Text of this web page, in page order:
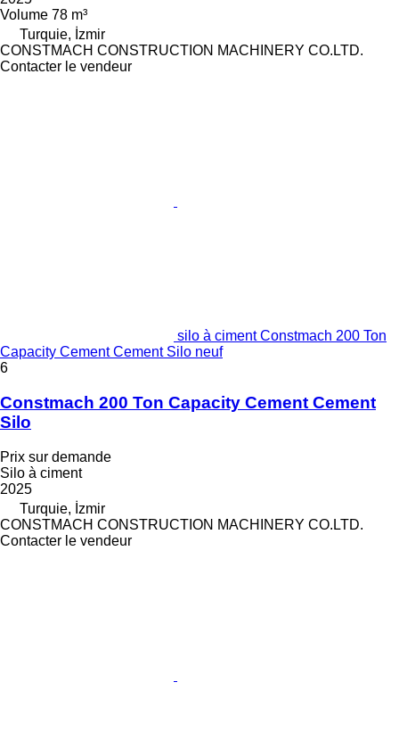
Volume 78 m³
Turquie, İzmir
CONSTMACH CONSTRUCTION MACHINERY CO.LTD.
Contacter le vendeur
silo à ciment Constmach 200 Ton
Capacity Cement Cement Silo neuf
6
Constmach 200 Ton Capacity Cement Cement
Silo
Prix sur demande
Silo à ciment
2025
Turquie, İzmir
CONSTMACH CONSTRUCTION MACHINERY CO.LTD.
Contacter le vendeur